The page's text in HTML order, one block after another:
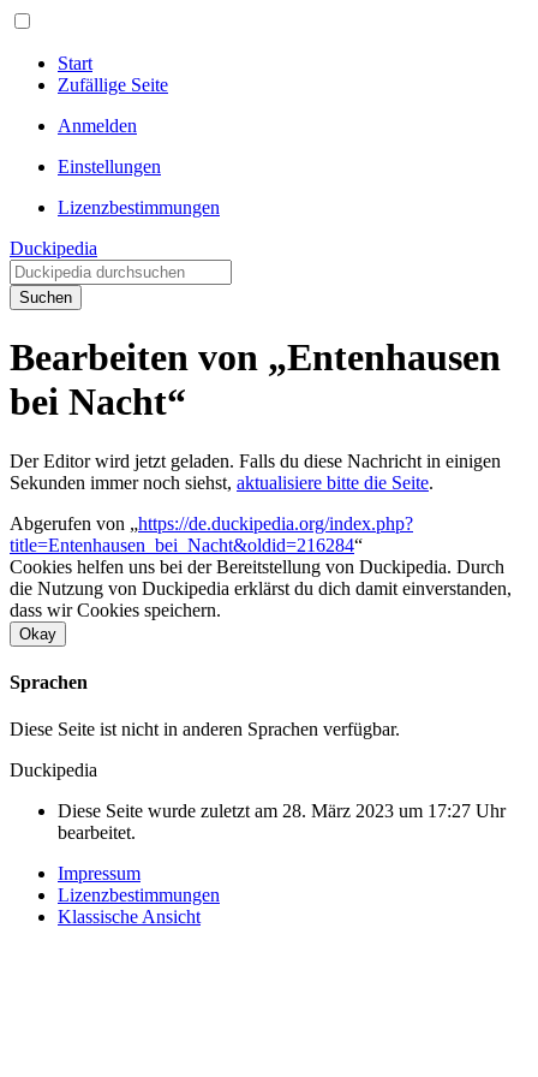
Start
Zufällige Seite
Anmelden
Einstellungen
Lizenzbestimmungen
Duckipedia
Suchen
Bearbeiten von „Entenhausen
bei Nacht“
Der Editor wird jetzt geladen. Falls du diese Nachricht in einigen
Sekunden immer noch siehst, aktualisiere bitte die Seite.
Abgerufen von „https://de.duckipedia.org/index.php?
title=Entenhausen_bei_Nacht&oldid=216284“
Cookies helfen uns bei der Bereitstellung von Duckipedia. Durch
die Nutzung von Duckipedia erklärst du dich damit einverstanden,
dass wir Cookies speichern.
Okay
Sprachen
Diese Seite ist nicht in anderen Sprachen verfügbar.
Duckipedia
Diese Seite wurde zuletzt am 28. März 2023 um 17:27 Uhr
bearbeitet.
Impressum
Lizenzbestimmungen
Klassische Ansicht